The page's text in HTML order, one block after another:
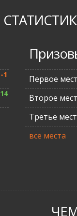
-1
14
Первое
Второе
Третье
все места